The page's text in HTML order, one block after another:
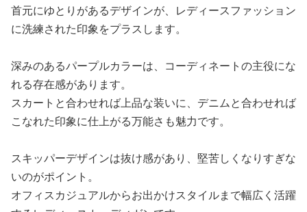
首元にゆとりがあるデザインが、レディースファッション
に洗練された印象をプラスします。
深みのあるパープルカラーは、コーディネートの主役にな
れる存在感があります。
スカートと合わせれば上品な装いに、デニムと合わせれば
こなれた印象に仕上がる万能さも魅力です。
スキッパーデザインは抜け感があり、堅苦しくなりすぎな
いのがポイント。
オフィスカジュアルからお出かけスタイルまで幅広く活躍